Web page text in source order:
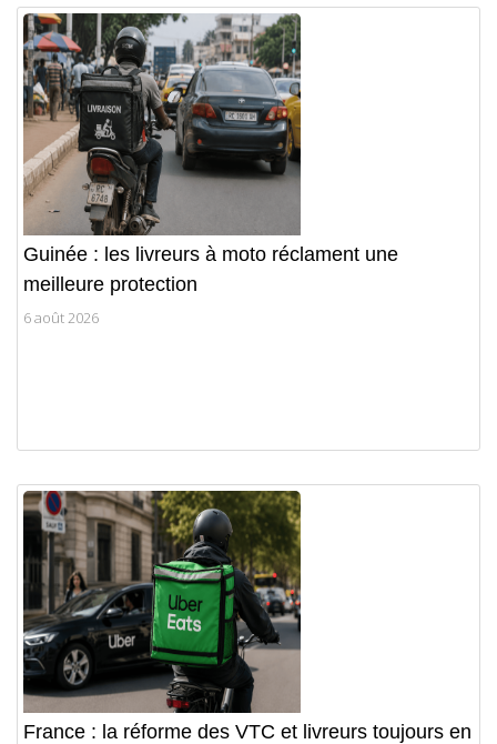
Guinée : les livreurs à moto réclament une
meilleure protection
6 août 2026
France : la réforme des VTC et livreurs toujours en